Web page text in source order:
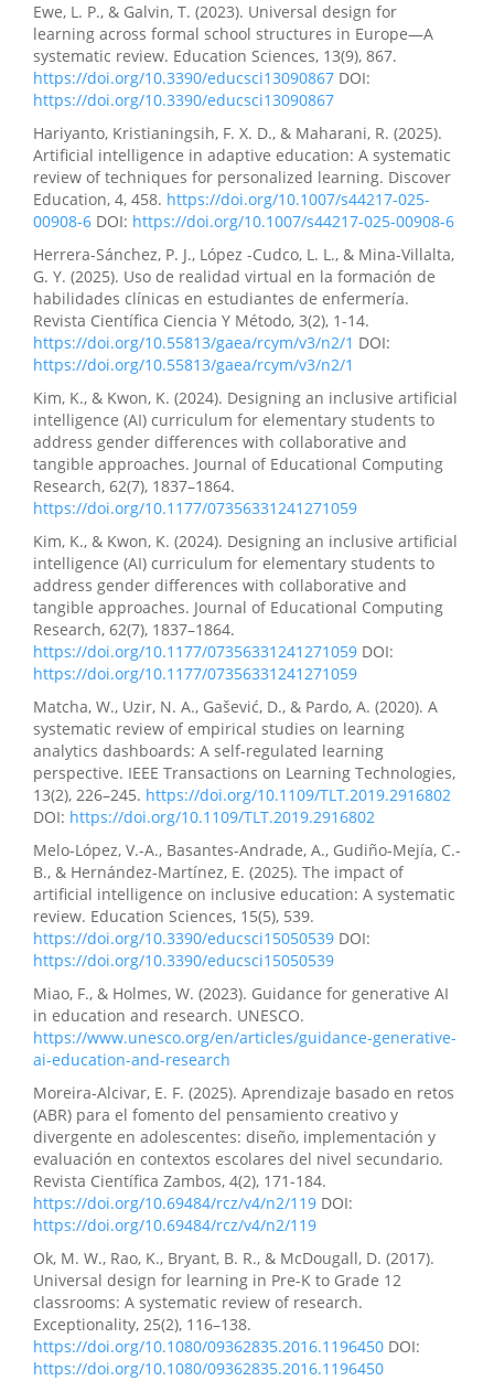
Ewe, L. P., & Galvin, T. (2023). Universal design for
learning across formal school structures in Europe—A
systematic review. Education Sciences, 13(9), 867.
https://doi.org/10.3390/educsci13090867 DOI:
https://doi.org/10.3390/educsci13090867
Hariyanto, Kristianingsih, F. X. D., & Maharani, R. (2025).
Artificial intelligence in adaptive education: A systematic
review of techniques for personalized learning. Discover
Education, 4, 458. https://doi.org/10.1007/s44217-025-
00908-6 DOI: https://doi.org/10.1007/s44217-025-00908-6
Herrera-Sánchez, P. J., López -Cudco, L. L., & Mina-Villalta,
G. Y. (2025). Uso de realidad virtual en la formación de
habilidades clínicas en estudiantes de enfermería.
Revista Científica Ciencia Y Método, 3(2), 1-14.
https://doi.org/10.55813/gaea/rcym/v3/n2/1 DOI:
https://doi.org/10.55813/gaea/rcym/v3/n2/1
Kim, K., & Kwon, K. (2024). Designing an inclusive artificial
intelligence (AI) curriculum for elementary students to
address gender differences with collaborative and
tangible approaches. Journal of Educational Computing
Research, 62(7), 1837–1864.
https://doi.org/10.1177/07356331241271059
Kim, K., & Kwon, K. (2024). Designing an inclusive artificial
intelligence (AI) curriculum for elementary students to
address gender differences with collaborative and
tangible approaches. Journal of Educational Computing
Research, 62(7), 1837–1864.
https://doi.org/10.1177/07356331241271059 DOI:
https://doi.org/10.1177/07356331241271059
Matcha, W., Uzir, N. A., Gašević, D., & Pardo, A. (2020). A
systematic review of empirical studies on learning
analytics dashboards: A self-regulated learning
perspective. IEEE Transactions on Learning Technologies,
13(2), 226–245. https://doi.org/10.1109/TLT.2019.2916802
DOI: https://doi.org/10.1109/TLT.2019.2916802
Melo-López, V.-A., Basantes-Andrade, A., Gudiño-Mejía, C.-
B., & Hernández-Martínez, E. (2025). The impact of
artificial intelligence on inclusive education: A systematic
review. Education Sciences, 15(5), 539.
https://doi.org/10.3390/educsci15050539 DOI:
https://doi.org/10.3390/educsci15050539
Miao, F., & Holmes, W. (2023). Guidance for generative AI
in education and research. UNESCO.
https://www.unesco.org/en/articles/guidance-generative-
ai-education-and-research
Moreira-Alcivar, E. F. (2025). Aprendizaje basado en retos
(ABR) para el fomento del pensamiento creativo y
divergente en adolescentes: diseño, implementación y
evaluación en contextos escolares del nivel secundario.
Revista Científica Zambos, 4(2), 171-184.
https://doi.org/10.69484/rcz/v4/n2/119 DOI:
https://doi.org/10.69484/rcz/v4/n2/119
Ok, M. W., Rao, K., Bryant, B. R., & McDougall, D. (2017).
Universal design for learning in Pre-K to Grade 12
classrooms: A systematic review of research.
Exceptionality, 25(2), 116–138.
https://doi.org/10.1080/09362835.2016.1196450 DOI:
https://doi.org/10.1080/09362835.2016.1196450